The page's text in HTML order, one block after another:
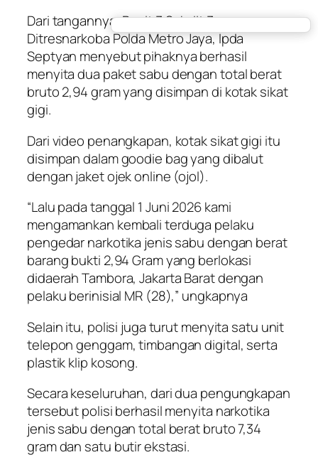
Dari tangannya, Panit 3 Subdit 3
Ditresnarkoba Polda Metro Jaya, Ipda
Septyan menyebut pihaknya berhasil
menyita dua paket sabu dengan total berat
bruto 2,94 gram yang disimpan di kotak sikat
gigi.
Dari video penangkapan, kotak sikat gigi itu
disimpan dalam goodie bag yang dibalut
dengan jaket ojek online (ojol).
“Lalu pada tanggal 1 Juni 2026 kami
mengamankan kembali terduga pelaku
pengedar narkotika jenis sabu dengan berat
barang bukti 2,94 Gram yang berlokasi
didaerah Tambora, Jakarta Barat dengan
pelaku berinisial MR (28),” ungkapnya
Selain itu, polisi juga turut menyita satu unit
telepon genggam, timbangan digital, serta
plastik klip kosong.
Secara keseluruhan, dari dua pengungkapan
tersebut polisi berhasil menyita narkotika
jenis sabu dengan total berat bruto 7,34
gram dan satu butir ekstasi.